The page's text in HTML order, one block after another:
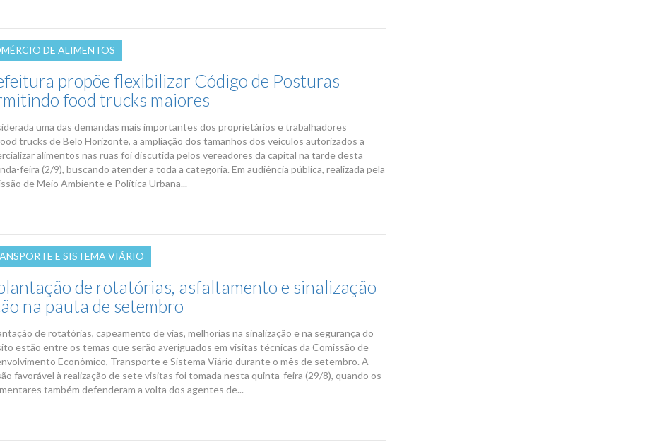
DE ALIMENTOS
propõe flexibilizar Código de Posturas
food trucks maiores
uma das demandas mais importantes dos proprietários e trabalhadores
trucks de Belo Horizonte, a ampliação dos tamanhos dos veículos autorizados a
alimentos nas ruas foi discutida pelos vereadores da capital na tarde desta
feira (2/9), buscando atender a toda a categoria. Em audiência pública, realizada pela
de Meio Ambiente e Política Urbana...
E SISTEMA VIÁRIO
de rotatórias, asfaltamento e sinalização
na pauta de setembro
de rotatórias, capeamento de vias, melhorias na sinalização e na segurança do
estão entre os temas que serão averiguados em visitas técnicas da Comissão de
Econômico, Transporte e Sistema Viário durante o mês de setembro. A
favorável à realização de sete visitas foi tomada nesta quinta-feira (29/8), quando os
também defenderam a volta dos agentes de...